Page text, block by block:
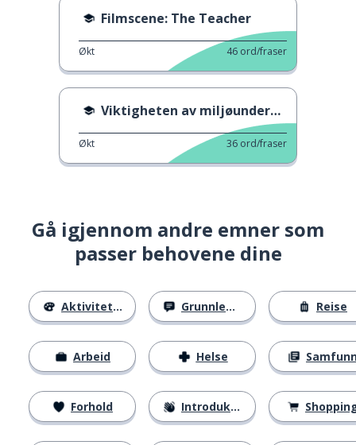
Filmscene: The Teacher
Økt 46 ord/fraser
Viktigheten av miljøundervisning
Økt 36 ord/fraser
Gå igjennom andre emner som
passer behovene dine
Aktiviteter
Arbeid
Forhold
Grunnleggende
Helse
Introduksjoner
Reise